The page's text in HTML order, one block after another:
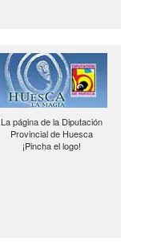
La página de la Diputación
Provincial de Huesca
¡Pincha el logo!